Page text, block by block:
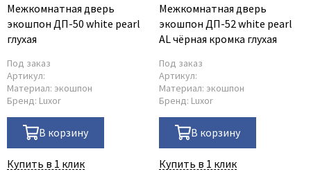
Межкомнатная дверь
экошпон ДП-50 white pearl
глухая
Под заказ
Артикул:
Материал: экошпон
Бренд: Luxor
В корзину
Купить в 1 клик
Межкомнатная дверь
экошпон ДП-52 white pearl
AL чёрная кромка глухая
Под заказ
Артикул:
Материал: экошпон
Бренд: Luxor
В корзину
Купить в 1 клик